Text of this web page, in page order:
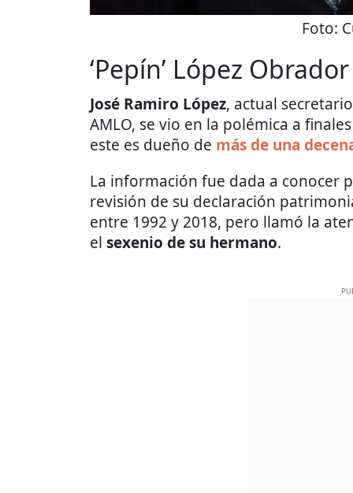
Foto:
‘Pepín’ López Obrador
José Ramiro López, actual
AMLO, se vio en la polémica a
este es dueño de más de una
La información fue dada a conocer
revisión de su declaración
entre 1992 y 2018, pero llamó la
el sexenio de su hermano.